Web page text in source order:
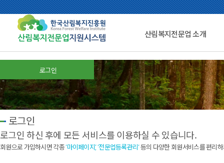
산림복지전문업 소개
로그인
로그인
로그인 하신 후에 모든 서비스를 이용하실 수 있습니다.
회원으로 가입하시면 각종‘마이페이지’, ‘전문업등록관리‘등의 다양한 회원서비스를 편리